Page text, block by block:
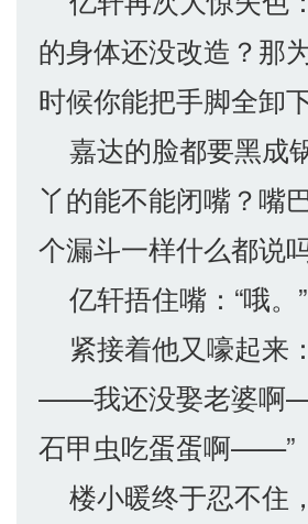
的身体还没改造？那
时候你能把手脚全卸
嘉达的脸都要黑成
丫的能不能闭嘴？嘴
个漏斗一样什么都说
亿轩捂住嘴：“哦。”
紧接着他又嚎起来
——我还没娶老婆啊
石甲虫吃蛋蛋啊——”
楼小暖终于忍不住